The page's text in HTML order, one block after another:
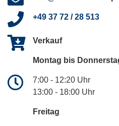
+49 37 72 / 28 513
Verkauf
Montag bis
7:00 - 12:20 Uhr
13:00 - 18:00 Uhr
Freitag